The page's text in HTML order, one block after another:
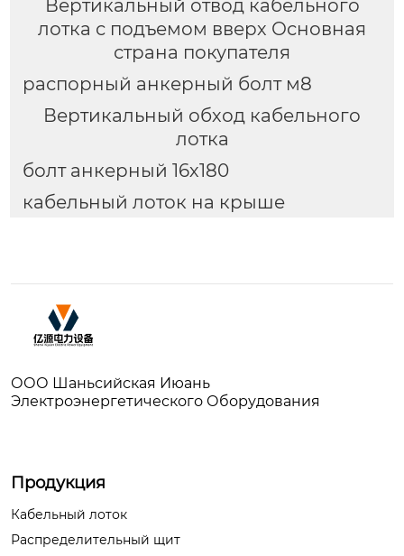
Вертикальный отвод кабельного
лотка с подъемом вверх Основная
страна покупателя
распорный анкерный болт м8
Вертикальный обход кабельного
лотка
болт анкерный 16х180
кабельный лоток на крыше
ООО Шаньсийская Июань
Электроэнергетического Оборудования
Продукция
Кабельный лоток
Распределительный щит